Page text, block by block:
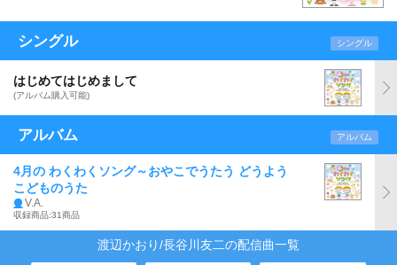
シングル シングル
はじめてはじめまして
(アルバム購入可能)
アルバム アルバム
4月の わくわくソング～おやこでうたう どうよう
こどものうた
V.A.
収録商品:31商品
渡辺かおり/長谷川友二の配信曲一覧